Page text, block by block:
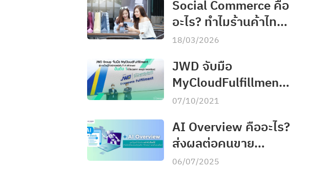
Social Commerce คือ
อะไร? ทำไมร้านค้าไทย
ต้องรู้และปรับตัวด่วนใน
ปี 2026
18/03/2026
JWD จับมือ
MyCloudFulfillment
สู่อันดับ 1 คลังสินค้า
ออนไลน์ในไทย&อาเซียน
07/10/2021
AI Overview คืออะไร?
ส่งผลต่อคนขาย
ออนไลน์อย่างไร
06/07/2025